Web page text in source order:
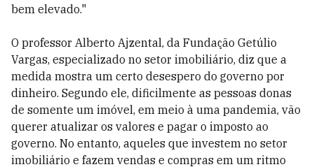
bem elevado."
O professor Alberto Ajzental, da Fundação Getúlio
Vargas, especializado no setor imobiliário, diz que a
medida mostra um certo desespero do governo por
dinheiro. Segundo ele, dificilmente as pessoas donas
de somente um imóvel, em meio à uma pandemia, vão
querer atualizar os valores e pagar o imposto ao
governo. No entanto, aqueles que investem no setor
imobiliário e fazem vendas e compras em um ritmo